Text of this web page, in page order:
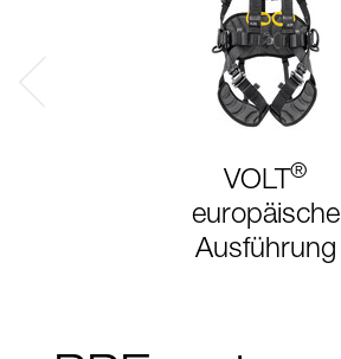
VOLT ®
europäische
Ausführung